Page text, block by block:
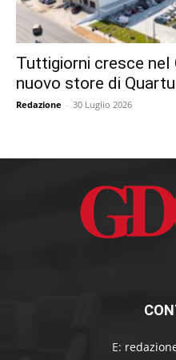
Tuttigiorni cresce nel
nuovo store di Quartu
Redazione - 30 Luglio 2026
E: